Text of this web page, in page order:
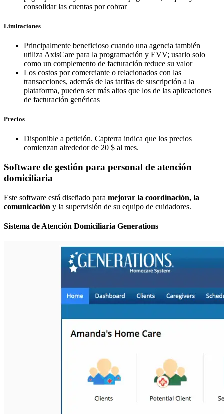
consolidar las cuentas por cobrar
Limitaciones
Principalmente beneficioso cuando una agencia también
utiliza AxisCare para la programación y EVV; usarlo solo
como un complemento de facturación reduce su valor
Los costos por comerciante o relacionados con las
transacciones, además de las tarifas de suscripción a la
plataforma, pueden ser más altos que los de las aplicaciones
de facturación genéricas
Precios
Disponible a petición. Capterra indica que los precios
comienzan alrededor de 20 $ al mes.
Software de gestión para personal de atención
domiciliaria
Este software está diseñado para mejorar la coordinación, la
comunicación y la supervisión de su equipo de cuidadores.
Sistema de Atención Domiciliaria Generations